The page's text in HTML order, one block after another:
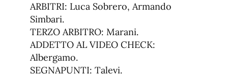
ARBITRI: Luca Sobrero, Armando
Simbari.
TERZO ARBITRO: Marani.
ADDETTO AL VIDEO CHECK:
Albergamo.
SEGNAPUNTI: Talevi.